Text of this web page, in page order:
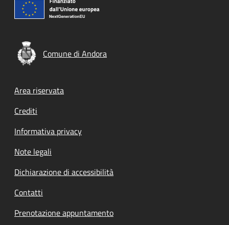
Comune di Andora
Footer menu
Area riservata
Crediti
Informativa privacy
Note legali
Dichiarazione di accessibilità
Contatti
Prenotazione appuntamento